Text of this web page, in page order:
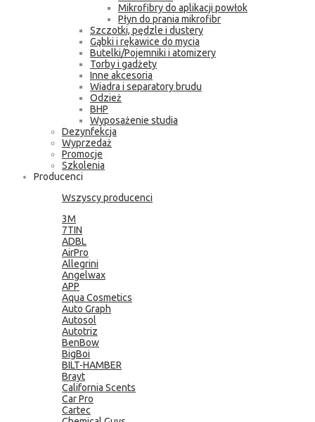
Mikrofibry do aplikacji powłok
Płyn do prania mikrofibr
Szczotki, pędzle i dustery
Gąbki i rękawice do mycia
Butelki/Pojemniki i atomizery
Torby i gadżety
Inne akcesoria
Wiadra i separatory brudu
Odzież
BHP
Wyposażenie studia
Dezynfekcja
Wyprzedaż
Promocje
Szkolenia
Producenci
Wszyscy producenci
3M
7TIN
ADBL
AirPro
Allegrini
Angelwax
APP
Aqua Cosmetics
Auto Graph
Autosol
Autotriz
BenBow
BigBoi
BILT-HAMBER
Brayt
California Scents
Car Pro
Cartec